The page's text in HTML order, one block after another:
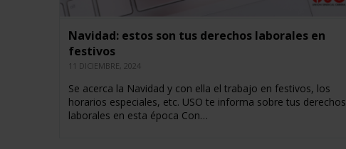
Navidad: estos son tus derechos laborales en
festivos
11 DICIEMBRE, 2024
Se acerca la Navidad y con ella el trabajo en festivos, los
horarios especiales, etc. USO te informa sobre tus derechos
laborales en esta época Con…